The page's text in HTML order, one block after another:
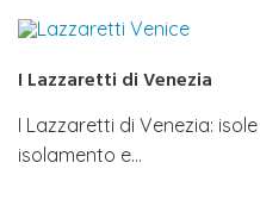
I Lazzaretti di Venezia
I Lazzaretti di Venezia:
isolamento e…